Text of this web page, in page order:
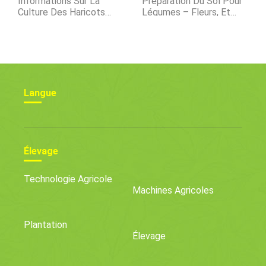
Culture Des Haricots
Légumes – Fleurs, Et
Langue
Élevage
Technologie Agricole
Machines Agricoles
Plantation
Élevage